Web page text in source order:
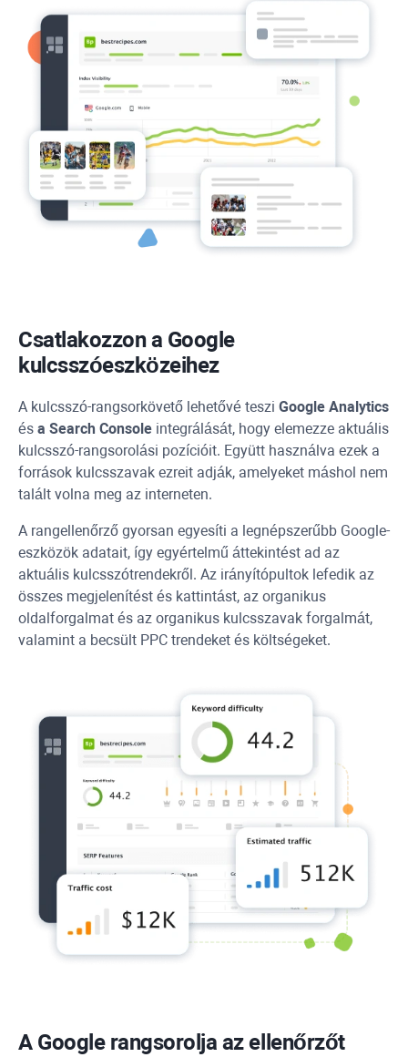
Csatlakozzon a Google
kulcsszóeszközeihez
A kulcsszó-rangsorkövető lehetővé teszi Google Analytics
és a Search Console integrálását, hogy elemezze aktuális
kulcsszó-rangsorolási pozícióit. Együtt használva ezek a
források kulcsszavak ezreit adják, amelyeket máshol nem
talált volna meg az interneten.
A rangellenőrző gyorsan egyesíti a legnépszerűbb Google-
eszközök adatait, így egyértelmű áttekintést ad az
aktuális kulcsszótrendekről. Az irányítópultok lefedik az
összes megjelenítést és kattintást, az organikus
oldalforgalmat és az organikus kulcsszavak forgalmát,
valamint a becsült PPC trendeket és költségeket.
A Google rangsorolja az ellenőrzőt